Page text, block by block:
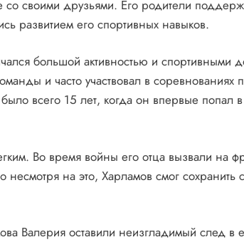
со своими друзьями. Его родители
развитием его спортивных навыков.
большой активностью и спортивными
и часто участвовал в соревнованиях
всего 15 лет, когда он впервые попал
Во время войны его отца вызвали на
на это, Харламов смог
Валерия оставили неизгладимый след в